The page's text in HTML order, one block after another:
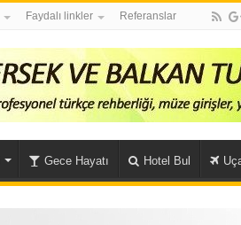
Faydalı linkler Referanslar
Gece Hayatı Hotel Bul